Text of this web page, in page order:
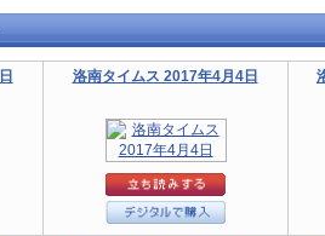
洛南タイムス 2017年4月4日